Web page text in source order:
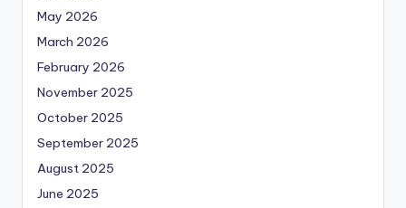
May 2026
March 2026
February 2026
November 2025
October 2025
September 2025
August 2025
June 2025